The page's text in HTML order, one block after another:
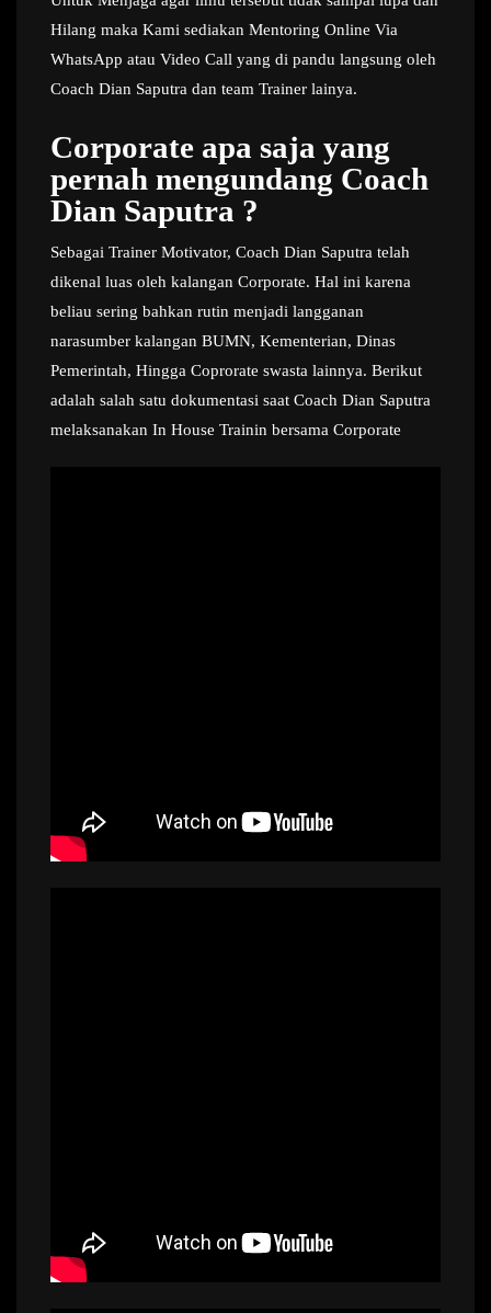
Hilang maka Kami sediakan Mentoring Online Via
WhatsApp atau Video Call yang di pandu langsung oleh
Coach Dian Saputra dan team Trainer lainya.
Corporate apa saja yang
pernah mengundang Coach
Dian Saputra ?
Sebagai Trainer Motivator, Coach Dian Saputra telah
dikenal luas oleh kalangan Corporate. Hal ini karena
beliau sering bahkan rutin menjadi langganan
narasumber kalangan BUMN, Kementerian, Dinas
Pemerintah, Hingga Coprorate swasta lainnya. Berikut
adalah salah satu dokumentasi saat Coach Dian Saputra
melaksanakan In House Trainin bersama Corporate